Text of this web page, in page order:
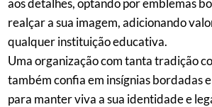
realçar a sua imagem, adicionando
qualquer instituição educativa.
Uma organização com tanta tradição
também confia em insígnias bordadas
para manter viva a sua identidade e